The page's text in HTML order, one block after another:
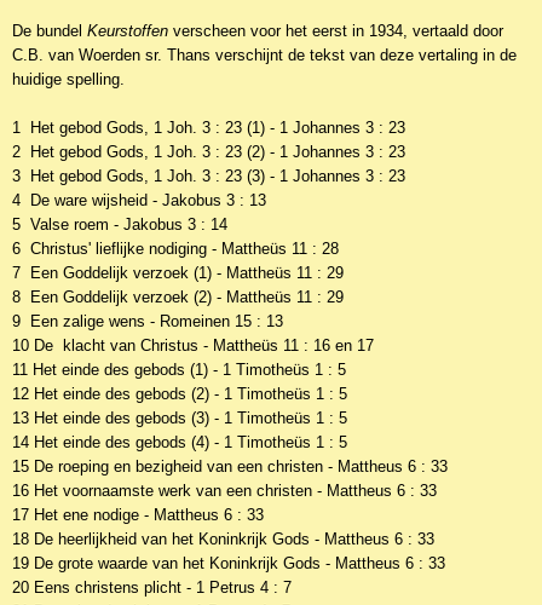
De bundel Keurstoffen verscheen voor het eerst in 1934, vertaald door
C.B. van Woerden sr. Thans verschijnt de tekst van deze vertaling in de
huidige spelling.
1 Het gebod Gods, 1 Joh. 3 : 23 (1) - 1 Johannes 3 : 23
2 Het gebod Gods, 1 Joh. 3 : 23 (2) - 1 Johannes 3 : 23
3 Het gebod Gods, 1 Joh. 3 : 23 (3) - 1 Johannes 3 : 23
4 De ware wijsheid - Jakobus 3 : 13
5 Valse roem - Jakobus 3 : 14
6 Christus' lieflijke nodiging - Mattheüs 11 : 28
7 Een Goddelijk verzoek (1) - Mattheüs 11 : 29
8 Een Goddelijk verzoek (2) - Mattheüs 11 : 29
9 Een zalige wens - Romeinen 15 : 13
10 De klacht van Christus - Mattheüs 11 : 16 en 17
11 Het einde des gebods (1) - 1 Timotheüs 1 : 5
12 Het einde des gebods (2) - 1 Timotheüs 1 : 5
13 Het einde des gebods (3) - 1 Timotheüs 1 : 5
14 Het einde des gebods (4) - 1 Timotheüs 1 : 5
15 De roeping en bezigheid van een christen - Mattheus 6 : 33
16 Het voornaamste werk van een christen - Mattheus 6 : 33
17 Het ene nodige - Mattheus 6 : 33
18 De heerlijkheid van het Koninkrijk Gods - Mattheus 6 : 33
19 De grote waarde van het Koninkrijk Gods - Mattheus 6 : 33
20 Eens christens plicht - 1 Petrus 4 : 7